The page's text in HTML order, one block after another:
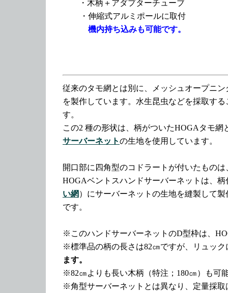
・木柄＋アダプターチューブ
・伸縮式アルミポールに取付
機内持ち込みも可能です。
従来のタモ網とは別に、メッシュオープニン
を製作しています。水生昆虫などを採取す
す。
この2 種の形状は、柄がついたHOGAタモ
サーバーネットの生地を使用しています。
開口部に四角型のコドラートが付いたもの
HOGAベントスハンドサーバーネットは、
い網 ）にサーバーネットの生地を縫製して
です。
※このハンドサーバーネットのD型枠は、
※標準品の柄の長さは82㎝ですが、リュッ
ます。
※82㎝よりも長い木柄（特注；180㎝）も可
※角型サーバーネットとは異なり、定量採